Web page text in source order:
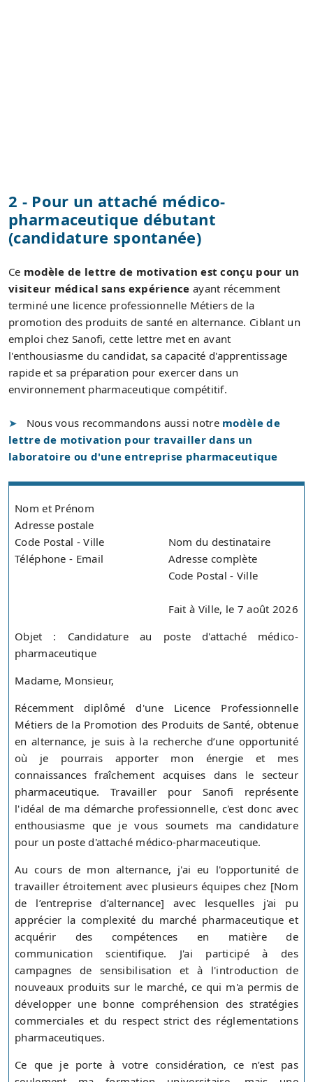
2 - Pour un attaché médico-
pharmaceutique débutant
(candidature spontanée)
Ce modèle de lettre de motivation est conçu pour un
visiteur médical sans expérience ayant récemment
terminé une licence professionnelle Métiers de la
promotion des produits de santé en alternance. Ciblant un
emploi chez Sanofi, cette lettre met en avant
l'enthousiasme du candidat, sa capacité d'apprentissage
rapide et sa préparation pour exercer dans un
environnement pharmaceutique compétitif.
Nous vous recommandons aussi notre modèle de
lettre de motivation pour travailler dans un
laboratoire ou d'une entreprise pharmaceutique
Nom et Prénom
Adresse postale
Code Postal - Ville
Téléphone - Email
Nom du destinataire
Adresse complète
Code Postal - Ville
Fait à Ville, le 7 août 2026
Objet : Candidature au poste d'attaché médico-
pharmaceutique
Madame, Monsieur,
Récemment diplômé d'une Licence Professionnelle
Métiers de la Promotion des Produits de Santé, obtenue
en alternance, je suis à la recherche d’une opportunité
où je pourrais apporter mon énergie et mes
connaissances fraîchement acquises dans le secteur
pharmaceutique. Travailler pour Sanofi représente
l'idéal de ma démarche professionnelle, c'est donc avec
enthousiasme que je vous soumets ma candidature
pour un poste d'attaché médico-pharmaceutique.
Au cours de mon alternance, j'ai eu l'opportunité de
travailler étroitement avec plusieurs équipes chez [Nom
de l’entreprise d’alternance] avec lesquelles j'ai pu
apprécier la complexité du marché pharmaceutique et
acquérir des compétences en matière de
communication scientifique. J'ai participé à des
campagnes de sensibilisation et à l'introduction de
nouveaux produits sur le marché, ce qui m'a permis de
développer une bonne compréhension des stratégies
commerciales et du respect strict des réglementations
pharmaceutiques.
Ce que je porte à votre considération, ce n’est pas